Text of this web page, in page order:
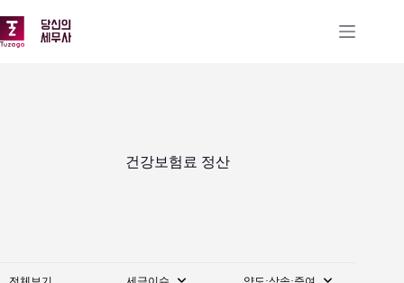
문
으
건강보험료 정산